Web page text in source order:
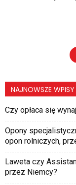
NAJNOWSZE WPISY
Czy opłaca się
Opony
opon rolniczych,
Laweta czy
przez Niemcy?